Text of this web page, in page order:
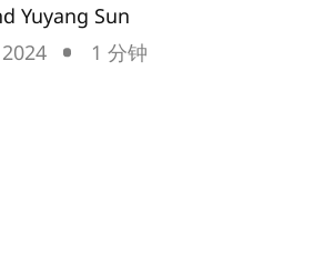
Yuyang Sun
1 分钟